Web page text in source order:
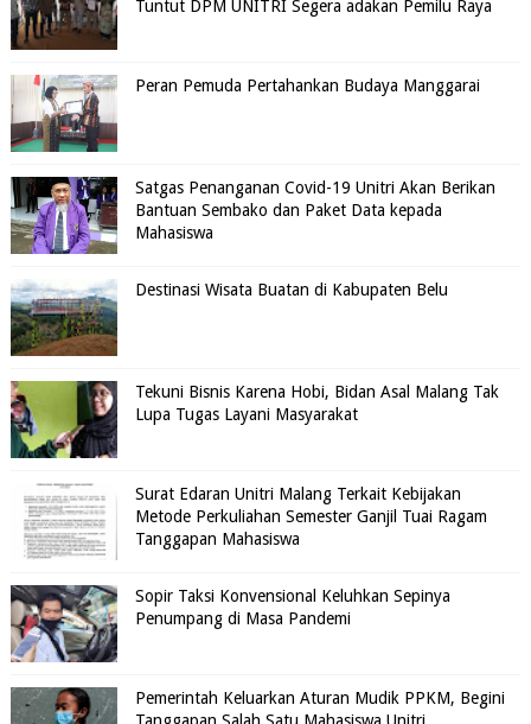
Tuntut DPM UNITRI Segera adakan Pemilu Raya
Peran Pemuda Pertahankan Budaya Manggarai
Satgas Penanganan Covid-19 Unitri Akan Berikan
Bantuan Sembako dan Paket Data kepada
Mahasiswa
Destinasi Wisata Buatan di Kabupaten Belu
Tekuni Bisnis Karena Hobi, Bidan Asal Malang Tak
Lupa Tugas Layani Masyarakat
Surat Edaran Unitri Malang Terkait Kebijakan
Metode Perkuliahan Semester Ganjil Tuai Ragam
Tanggapan Mahasiswa
Sopir Taksi Konvensional Keluhkan Sepinya
Penumpang di Masa Pandemi
Pemerintah Keluarkan Aturan Mudik PPKM, Begini
Tanggapan Salah Satu Mahasiswa Unitri